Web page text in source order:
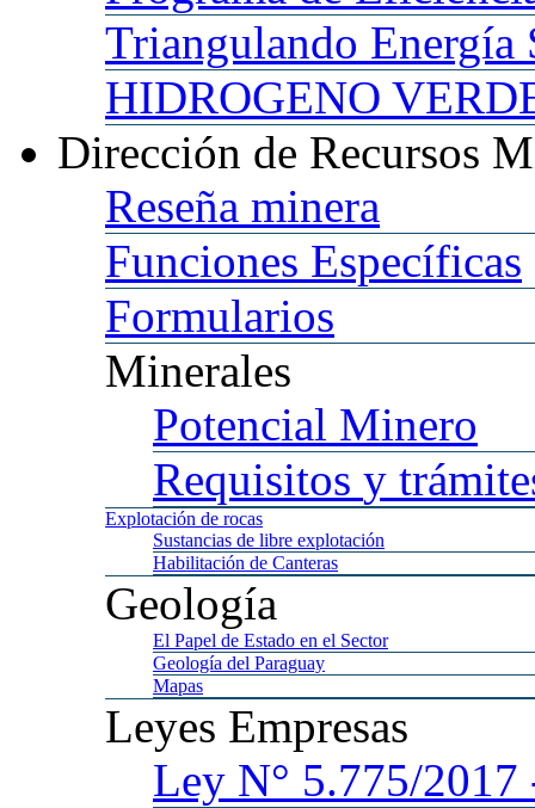
Triangulando Energía
HIDROGENO
Dirección de Recursos
Reseña minera
Funciones Específicas
Formularios
Minerales
Potencial Minero
Requisitos y
Explotación de rocas
Sustancias de libre explotación
Habilitación de Canteras
Geología
El Papel de Estado en el Sector
Geología del Paraguay
Mapas
Leyes Empresas
Ley N° 5.775/